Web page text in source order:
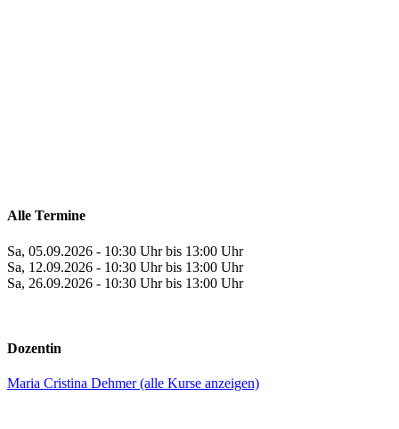
Alle Termine
Sa, 05.09.2026 - 10:30 Uhr bis 13:00 Uhr
Sa, 12.09.2026 - 10:30 Uhr bis 13:00 Uhr
Sa, 26.09.2026 - 10:30 Uhr bis 13:00 Uhr
Dozentin
Maria Cristina Dehmer (alle Kurse anzeigen)